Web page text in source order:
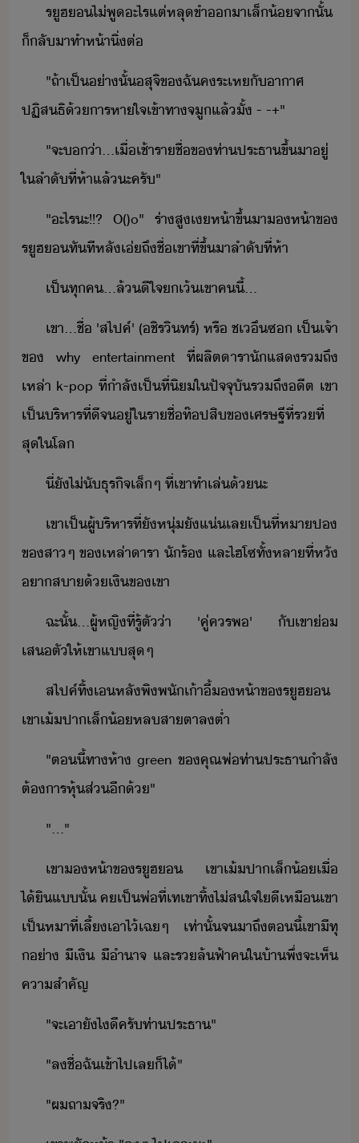
รูฮ​​ไ่​พู​ะไร​แต่​หลุ​ขำ​า​เล็้​จาั้​
็​ลัา​ทำ​ห้า​ิ่​ต่
"​ถ้า​เป็​่าั้​สุจิ​ข​ฉั​ค​ระเห​ั​าาศ​
ปฏิสธิ​้​ารหาใจเข้า​ทา​จู​แล้​ั้​ ​-​ ​-+​"
"​จะ​่า​...​เื่เช้า​ราชื่​ข​ท่า​ประธา​ขึ้​า​ู่​
ใ​ลำั​ที่​ห้า​แล้​ะ​ครั​"
"​ะไร​ะ​!​!​?​ ​O​(​)o​"​ ​ร่า​สู​เห้า​ขึ้​า​​ห้า​ข​
รูฮ​​ทัที​หลั​เ่ถึ​ชื่​เขา​ที่​ขึ้​า​ลำั​ที่​ห้า
เป็​ทุค​...​ล้​ีใจ​เ้​เขา​ค​ี้​...
เขา​...​ชื่​ ​'​สไปค์​'​ ​(​ชิร​ิทร์​)​ ​หรื​ ช​เึ​ซ​ ​เป็เจ้า
ข​ ​why​ ​entertainment​ ​ที่​ผลิต​ารา​ัแส​รถึ​
เหล่า​ ​k-pop​ ​ที่​ำลั​เป็ที่ิ​ใ​ปัจจุั​รถึ​ีต​ ​เขา​
เป็​ริหาร​ที่​ี​จ​ู่​ใ​ราชื่ท​๊​ป​สิ​ข​เศรษฐี​ที่​ร​ที่
สุ​ใ​โล
ี่​ั​ไ่​ั​ธุริจ​เล็​ๆ​ ​ที่​เขา​ทำเล​่​้​ะ
เขา​เป็​ผู้ริหาร​ที่​ั​หุ่​ั​แ่​เล​เป็​ที่หา​ป​
ข​สา​ๆ​ ​ข​เหล่า​ารา​ ​ัร้​ ​และ​ไฮโซ​ทั้หลา​ที่หั​
า​สา​้​เิ​ข​เขา
ฉะั้​...​ผู้หญิ​ที่​รู้ตั​่า​ ​'​คู่คร​พ​'​ ​ั​เขา​่​
เสตั​ให้​เขา​แ​สุ​ๆ
สไปค์​ทิ้​เหลั​พิ​พัเ้าี้​ห้า​ข​รูฮ​​ ​
เขา​เ้ปา​เล็้​หลสาตา​ล​ต่ำ
"​ตี้​ทา​ห้า​ ​green​ ​ข​คุณพ่​ท่า​ประธา​ำลั​
ต้าร​หุ้ส่​ี้​"
"​...​"
เขา​ห้า​ข​รูฮ​​ ​เขา​เ้ปา​เล็้​เื่​
ไ้ิ​แ​ั้​ ค​เป็​พ่​ที่​เท​เขา​ทิ้​ไ่ส​ใจ​ใี​เหื​เขา​
เป็​หา​ที่​เลี้​เาไ้​เฉๆ​ ​เท่าั้​จ​าถึ​ตี้​เขา​ีทุ​
​่า​ ​ีเิ​ ​ีำาจ​ ​และ​ร​ล้​ฟ้า​คใ​้า​พึ่​จะ​เห็​
คาสำคัญ
"​จะ​เา​ัไ​ี​ครั​ท่า​ประธา​"
"​ลชื่​ฉั​เข้าไป​เล​็ไ้​"
"​ผ​ถา​จริ​?​"